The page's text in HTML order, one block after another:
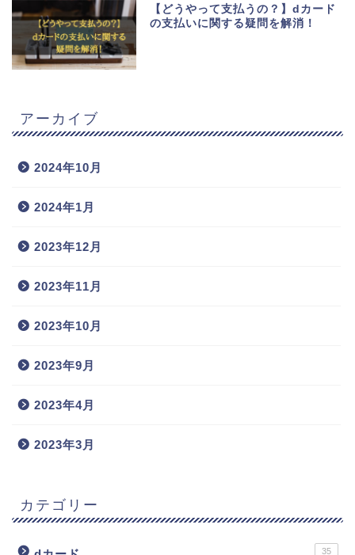
【どうやって支払うの？】dカード
の支払いに関する疑問を解消！
アーカイブ
2024年10月
2024年1月
2023年12月
2023年11月
2023年10月
2023年9月
2023年4月
2023年3月
カテゴリー
35